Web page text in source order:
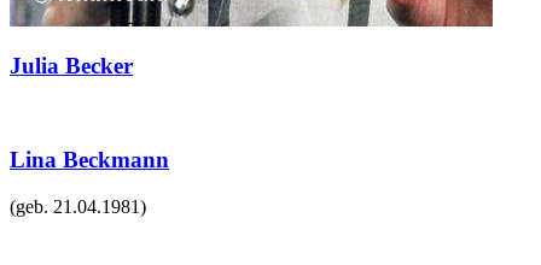
Julia Becker
Lina Beckmann
(geb. 21.04.1981)